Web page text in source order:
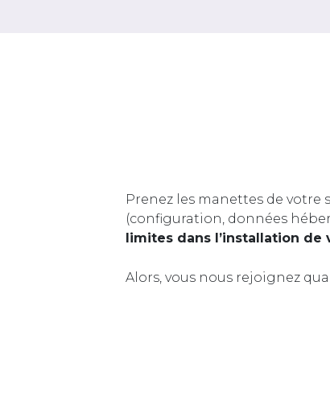
Prenez les manettes de votre
(configuration, données
limites dans l’installation de
Alors, vous nous rejoignez